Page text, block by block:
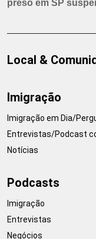
preso em SP
Local &
Imigração
Imigração em Dia/
Entrevistas/Podcast
Notícias
Podcasts
Imigração
Entrevistas
Negócios